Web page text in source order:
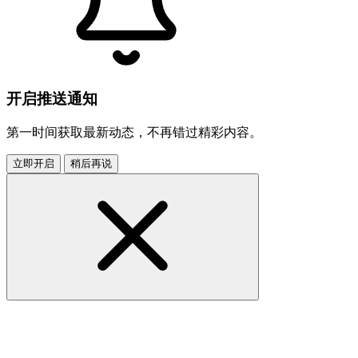
开启推送通知
第一时间获取最新动态，不再错过精彩内容。
立即开启 稍后再说